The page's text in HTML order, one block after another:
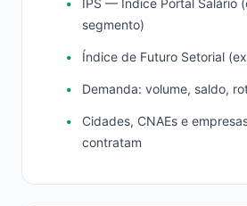
IPS — Índice Portal Salário
segmento)
Índice de Futuro Setorial
Demanda: volume, saldo,
Cidades, CNAEs e
contratam